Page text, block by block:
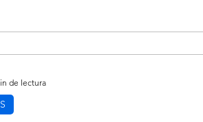
de lectura